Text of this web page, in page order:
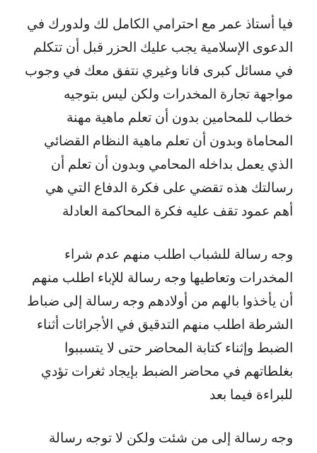
فيا أستاذ عمر مع احترامي الكامل لك ولدورك في
الدعوى الإسلامية يجب عليك الحزر قبل أن تتكلم
في مسائل كبرى فانا وغيري نتفق معك في وجوب
مواجهة تجارة المخدرات ولكن ليس بتوجيه
خطاب للمحامين بدون أن تعلم ماهية مهنة
المحاماة وبدون أن تعلم ماهية النظام القضائي
الذي يعمل بداخله المحامي وبدون أن تعلم أن
رسالتك هذه تقضي على فكرة الدفاع التي هي
أهم عمود تقف عليه فكرة المحاكمة العادلة
وجه رسالة للشباب اطلب منهم عدم شراء
المخدرات وتعاطيها وجه رسالة للإباء اطلب منهم
أن يأخذوا بالهم من أولادهم وجه رسالة إلى ضباط
الشرطة اطلب منهم التدقيق في الأجرائات أثناء
الضبط وإثناء كتابة المحاضر حتى لا يتسببوا
بغلطاتهم في محاضر الضبط بإيجاد ثغرات تؤدي
للبراءة فيما بعد
وجه رسالة إلى من شئت ولكن لا توجه رسالة